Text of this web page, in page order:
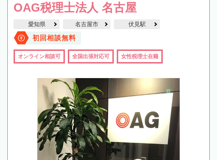
OAG税理士法人 名古屋
愛知県 名古屋市 伏見駅
初回相談無料
オンライン相談可 全国出張対応可 女性税理士在籍